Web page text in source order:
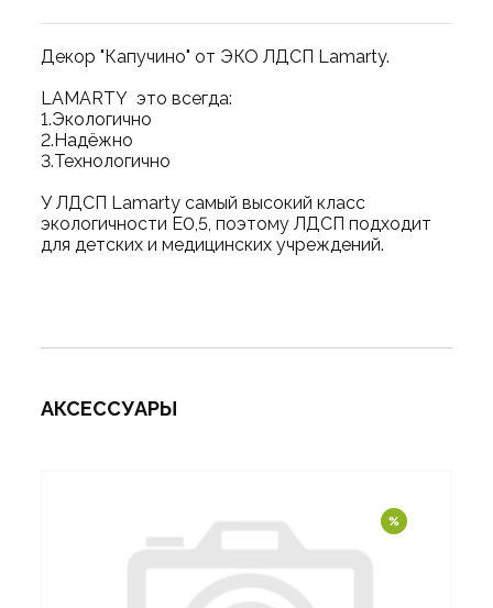
Декор "Капучино" от ЭКО ЛДСП Lamarty.
LAMARTY это всегда:
1.Экологично
2.Надёжно
3.Технологично
У ЛДСП Lamarty самый высокий класс
экологичности Е0,5, поэтому ЛДСП подходит
для детских и медицинских учреждений.
АКСЕССУАРЫ